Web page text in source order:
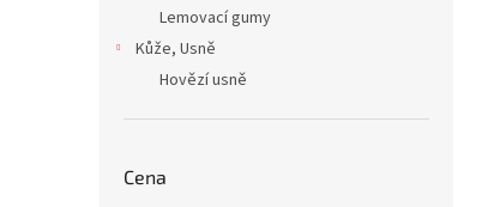
Lemovací gumy
Kůže, Usně
Hovězí usně
Cena